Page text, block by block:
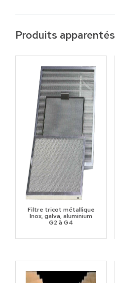
Produits apparentés
Filtre tricot métallique
Inox, galva, aluminium
G2 à G4